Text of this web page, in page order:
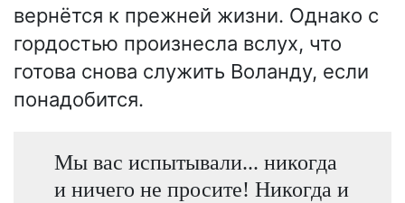
вернётся к прежней жизни. Однако с
гордостью произнесла вслух, что
готова снова служить Воланду, если
понадобится.
Мы вас испытывали... никогда
и ничего не просите! Никогда и